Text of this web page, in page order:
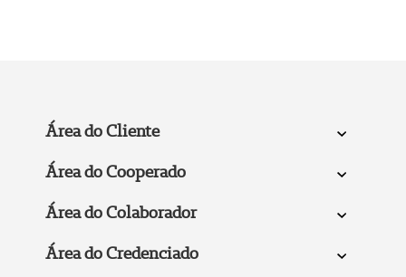
Área do Cliente
Área do Cooperado
Área do Colaborador
Área do Credenciado